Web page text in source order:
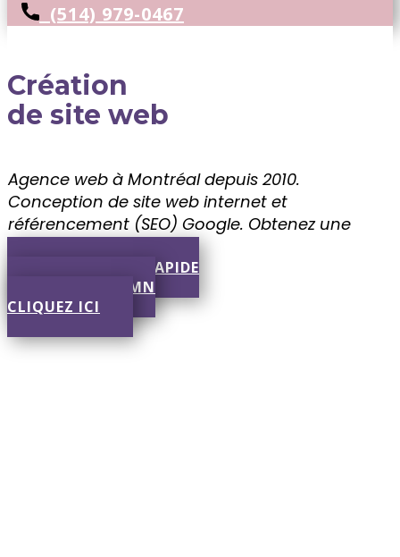
(514) 979-0467
Création
de site web
Agence web à Montréal depuis 2010.
Conception de site web internet et
référencement (SEO) Google. ​Obtenez une
SOUMISSION RAPIDE
RÉPONSE EN 30 MN
CLIQUEZ ICI